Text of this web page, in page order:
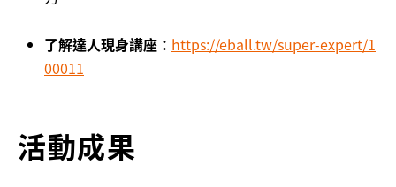
了解達人現身講座： https://eball.tw/super-expert/1
00011
活動成果